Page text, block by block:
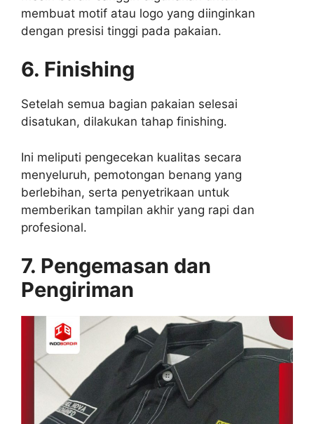
membuat motif atau logo yang diinginkan
dengan presisi tinggi pada pakaian.
6. Finishing
Setelah semua bagian pakaian selesai
disatukan, dilakukan tahap finishing.
Ini meliputi pengecekan kualitas secara
menyeluruh, pemotongan benang yang
berlebihan, serta penyetrikaan untuk
memberikan tampilan akhir yang rapi dan
profesional.
7. Pengemasan dan
Pengiriman